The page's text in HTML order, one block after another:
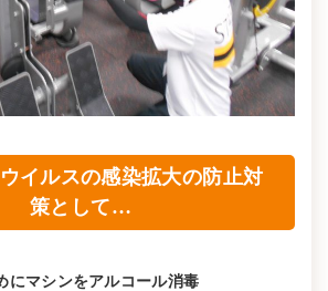
イルスの感染拡大の防止対
策として…
にマシンをアルコール消毒